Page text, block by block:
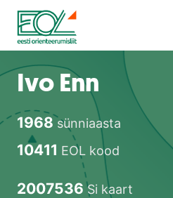
Liigu
sisu
juurde
Uudised
Orienteerujale
Eesti Orienteerumine 100!
Ivo Enn
1968sünniaasta
10411 EOL kood
2007536Si kaart